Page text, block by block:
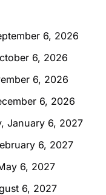
6, 2026
6, 2026
6, 2026
6, 2026
January 6, 2027
6, 2027
6, 2027
6, 2027